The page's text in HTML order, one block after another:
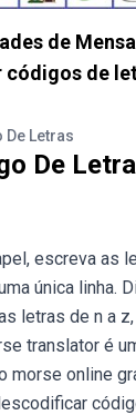
de
códigos de
Letras
De
escreva as
única linha.
letras de n a
translator é
morse online